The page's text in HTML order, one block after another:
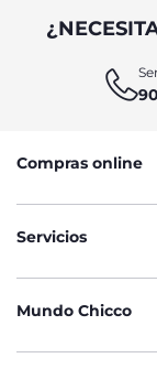
Compras online
Servicios
Mundo Chicco